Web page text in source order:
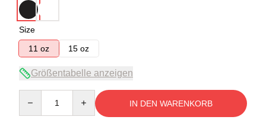
Size
11 oz
15 oz
Größentabelle anzeigen
IN DEN WARENKORB